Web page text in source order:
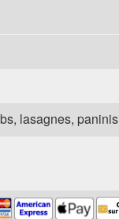
lasagnes,